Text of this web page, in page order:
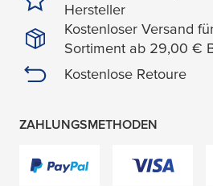
Hersteller
Kostenloser Versand
Sortiment ab 29,00 €
Kostenlose Retoure
ZAHLUNGSMETHODEN